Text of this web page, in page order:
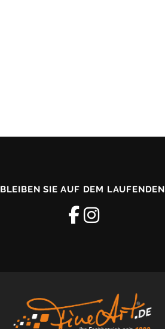
BLEIBEN SIE AUF DEM LAUFENDEN